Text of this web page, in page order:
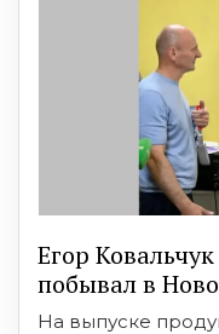
Егор
побывал в
На выпуске